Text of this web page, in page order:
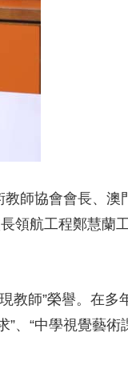
師協會會長、澳
領航工程鄭慧蘭
教師”榮譽。在多
、“中學視覺藝術